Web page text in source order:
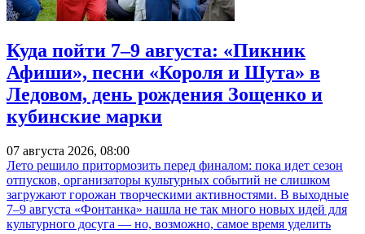
Куда пойти 7–9 августа: «Пикник
Афиши», песни «Короля и Шута» в
Ледовом, день рождения Зощенко и
кубинские марки
07 августа 2026, 08:00
Лето решило притормозить перед финалом: пока идет сезон
отпусков, организаторы культурных событий не слишком
загружают горожан творческими активностями. В выходные
7–9 августа «Фонтанка» нашла не так много новых идей для
культурного досуга — но, возможно, самое время уделить